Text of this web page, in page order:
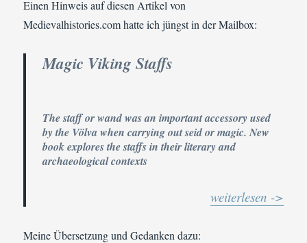
Einen Hinweis auf diesen Artikel von
Medievalhistories.com hatte ich jüngst in der Mailbox:
Magic Viking Staffs
The staff or wand was an important accessory used
by the Völva when carrying out seid or magic. New
book explores the staffs in their literary and
archaeological contexts
weiterlesen ->
Meine Übersetzung und Gedanken dazu: